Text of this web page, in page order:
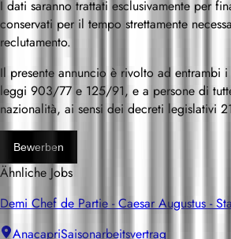
I dati saranno trattati esclusivamente per
conservati per il tempo strettamente
reclutamento.
Il presente annuncio è rivolto ad entrambi
leggi 903/77 e 125/91, e a persone di
nazionalità, ai sensi dei decreti legislativi
Bewerben
Ähnliche Jobs
Demi Chef de Partie - Caesar Augustus -
AnacapriSaisonarbeitsvertrag